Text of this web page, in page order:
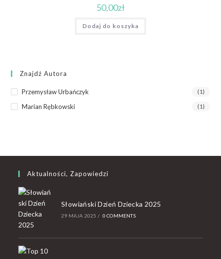
50,00zł
Dodaj do koszyka
Znajdź Autora
Przemysław Urbańczyk (1)
Marian Rębkowski (1)
Aktualności, Zapowiedzi
Słowiański Dzień Dziecka 2025
29 MAJA 2025 / 0 COMMENTS